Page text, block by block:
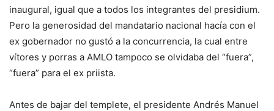
inaugural, igual que a todos los integrantes del presidium.
Pero la generosidad del mandatario nacional hacía con el
ex gobernador no gustó a la concurrencia, la cual entre
vítores y porras a AMLO tampoco se olvidaba del “fuera”,
“fuera” para el ex priista.
Antes de bajar del templete, el presidente Andrés Manuel